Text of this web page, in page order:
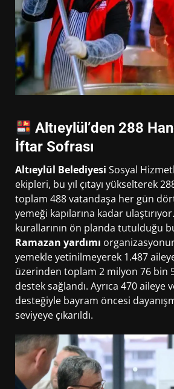
Altıeylül’den 288
İftar Sofrası
Altıeylül Belediyesi Sosyal
ekipleri, bu yıl çıtayı yükselterek
toplam 488 vatandaşa her gün
yemeği kapılarına kadar
kurallarının ön planda tutulduğu
Ramazan yardımı
yemekle yetinilmeyerek 1.487
üzerinden toplam 2 milyon 76 bin
destek sağlandı. Ayrıca 470 aileye
desteğiyle bayram öncesi
seviyeye çıkarıldı.